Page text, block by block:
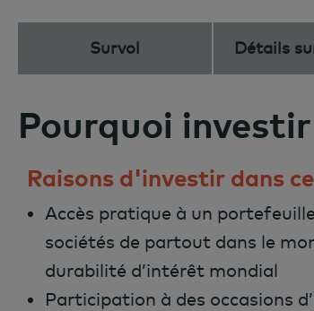
Survol Détails
Pourquoi
Raisons d'investir dans
Accès pratique à un
sociétés de partout dans le
durabilité d’intérêt mondial
Participation à des occasions